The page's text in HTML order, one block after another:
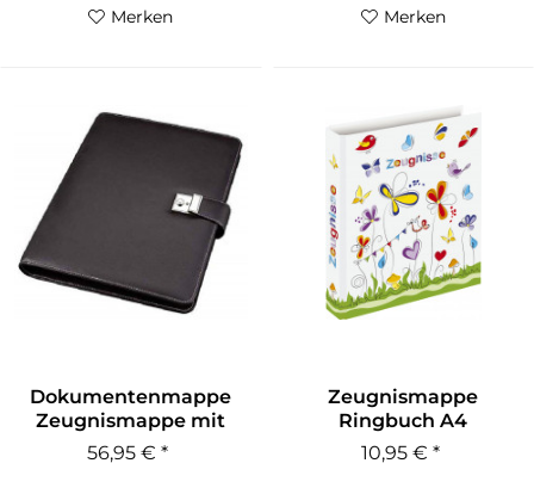
Merken Merken
Dokumentenmappe
Zeugnismappe mit
Schloss |...
56,95 € *
Zeugnismappe
Ringbuch A4
Schmetterling Motiv
10,95 € *